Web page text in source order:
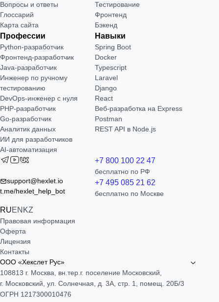
Вопросы и ответы
Глоссарий
Карта сайта
Тестирование
Фронтенд
Бэкенд
Профессии
Python-разработчик
Фронтенд-разработчик
Java-разработчик
Инженер по ручному
тестированию
DevOps-инженер с нуля
РНР-разработчик
Go-разработчик
Аналитик данных
ИИ для разработчиков
AI-автоматизация
Навыки
Spring Boot
Docker
Typescript
Laravel
Django
React
Веб-разработка на Express
Postman
REST API в Node.js
support@hexlet.io
t.me/hexlet_help_bot
RUEN KZ
+7 800 100 22 47
бесплатно по РФ
+7 495 085 21 62
бесплатно по Москве
Правовая информация
Оферта
Лицензия
Контакты
ООО «Хекслет Рус»
108813 г. Москва, вн.тер.г. поселение Московский,
г. Московский, ул. Солнечная, д. 3А, стр. 1, помещ. 20Б/3
ОГРН 1217300010476